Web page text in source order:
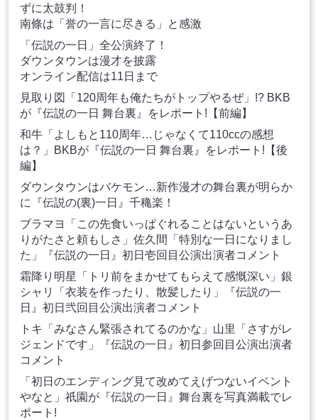
ずに太鼓判！
南條は「誉の一言に尽きる」と感激
「伝説の一日」全公演終了！
ダウンタウンは漫才を披露
オンライン配信は11日まで
見取り図「120周年も俺たちがトップやるぜ」!? BKB
が『伝説の一日 舞台裏』をレポート!【前編】
和牛「よしもと110周年…じゃなくて110ccの感想
は？」BKBが『伝説の一日 舞台裏』をレポート!【後
編】
ダウンタウンはバケモン…新作漫才の舞台裏が明らか
に『伝説の(裏)一日』千穐楽！
ブラマヨ「この先食いっぱぐれることはないというあ
りがたさと頼もしさ」佐久間「特別な一日になりまし
た」『伝説の一日』初日壱回目公演出演者コメント
霜降り明星「トリ前をまかせてもらえて感慨深い」銀
シャリ「衣装を作ったり、散髪したり」『伝説の一
日』初日弐回目公演出演者コメント
トキ「みなさん緊張されてるのかな」山里「さすがレ
ジェンドです」『伝説の一日』初日参回目公演出演者
コメント
「初日のエンディング見て改めてえげつないイベント
やなと」祇園が『伝説の一日』舞台裏を写真満載でレ
ポート!